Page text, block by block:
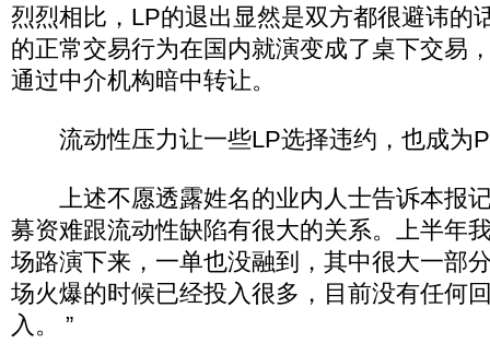
烈烈相比，LP的退出显然是双方都很避讳的
的正常交易行为在国内就演变成了桌下交易
通过中介机构暗中转让。
流动性压力让一些LP选择违约，也成为
上述不愿透露姓名的业内人士告诉本报记
募资难跟流动性缺陷有很大的关系。上半年
场路演下来，一单也没融到，其中很大一部
场火爆的时候已经投入很多，目前没有任何
入。 ”